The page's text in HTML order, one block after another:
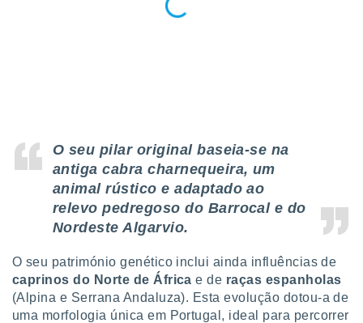
O seu pilar original baseia-se na
antiga cabra charnequeira, um
animal rústico e adaptado ao
relevo pedregoso do Barrocal e do
Nordeste Algarvio.
O seu património genético inclui ainda influências de
caprinos do Norte de África e de raças espanholas
(Alpina e Serrana Andaluza). Esta evolução dotou-a de
uma morfologia única em Portugal, ideal para percorrer